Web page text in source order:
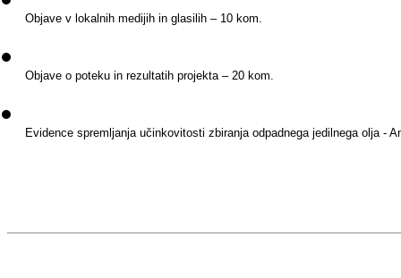
Objave v lokalnih medijih in glasilih – 10 kom.
Objave o poteku in rezultatih projekta – 20 kom.
Evidence spremljanja učinkovitosti zbiranja odpadnega jedilnega olja -